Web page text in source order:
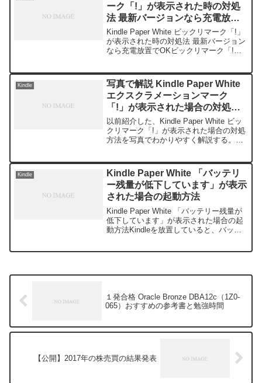
ーク「!」が表示された時の対処
法 最新バージョンなら充電放置
でOK
Kindle Paper White ビックリマーク「!」
が表示された時の対処法 最新バージョン
なら充電放置でOKビックリマーク「!」
を参考に対処を行ってほしい。対処法...
Kindle
写真で解説 Kindle Paper White
エクスクラメーションマーク
「!」が表示された場合の対処方
法
以前紹介した、Kindle Paper White ビッ
クリマーク「!」が表示された場合の対処
方法を写真でわかりやすく解説する。
１】PCにUSB接続し充電※必ずPC経...
Kindle
Kindle Paper White 「バッテリ
ー残量が低下しています」が表示
された場合の起動方法
Kindle Paper White 「バッテリー残量が
低下しています」が表示された場合の起
動方法Kindleを放置していると、バッテ
１発合格 Oracle Bronze DBA12c（1Z0-
065）おすすめの参考書と勉強時間
【公開】2017年の株売買の結果発表